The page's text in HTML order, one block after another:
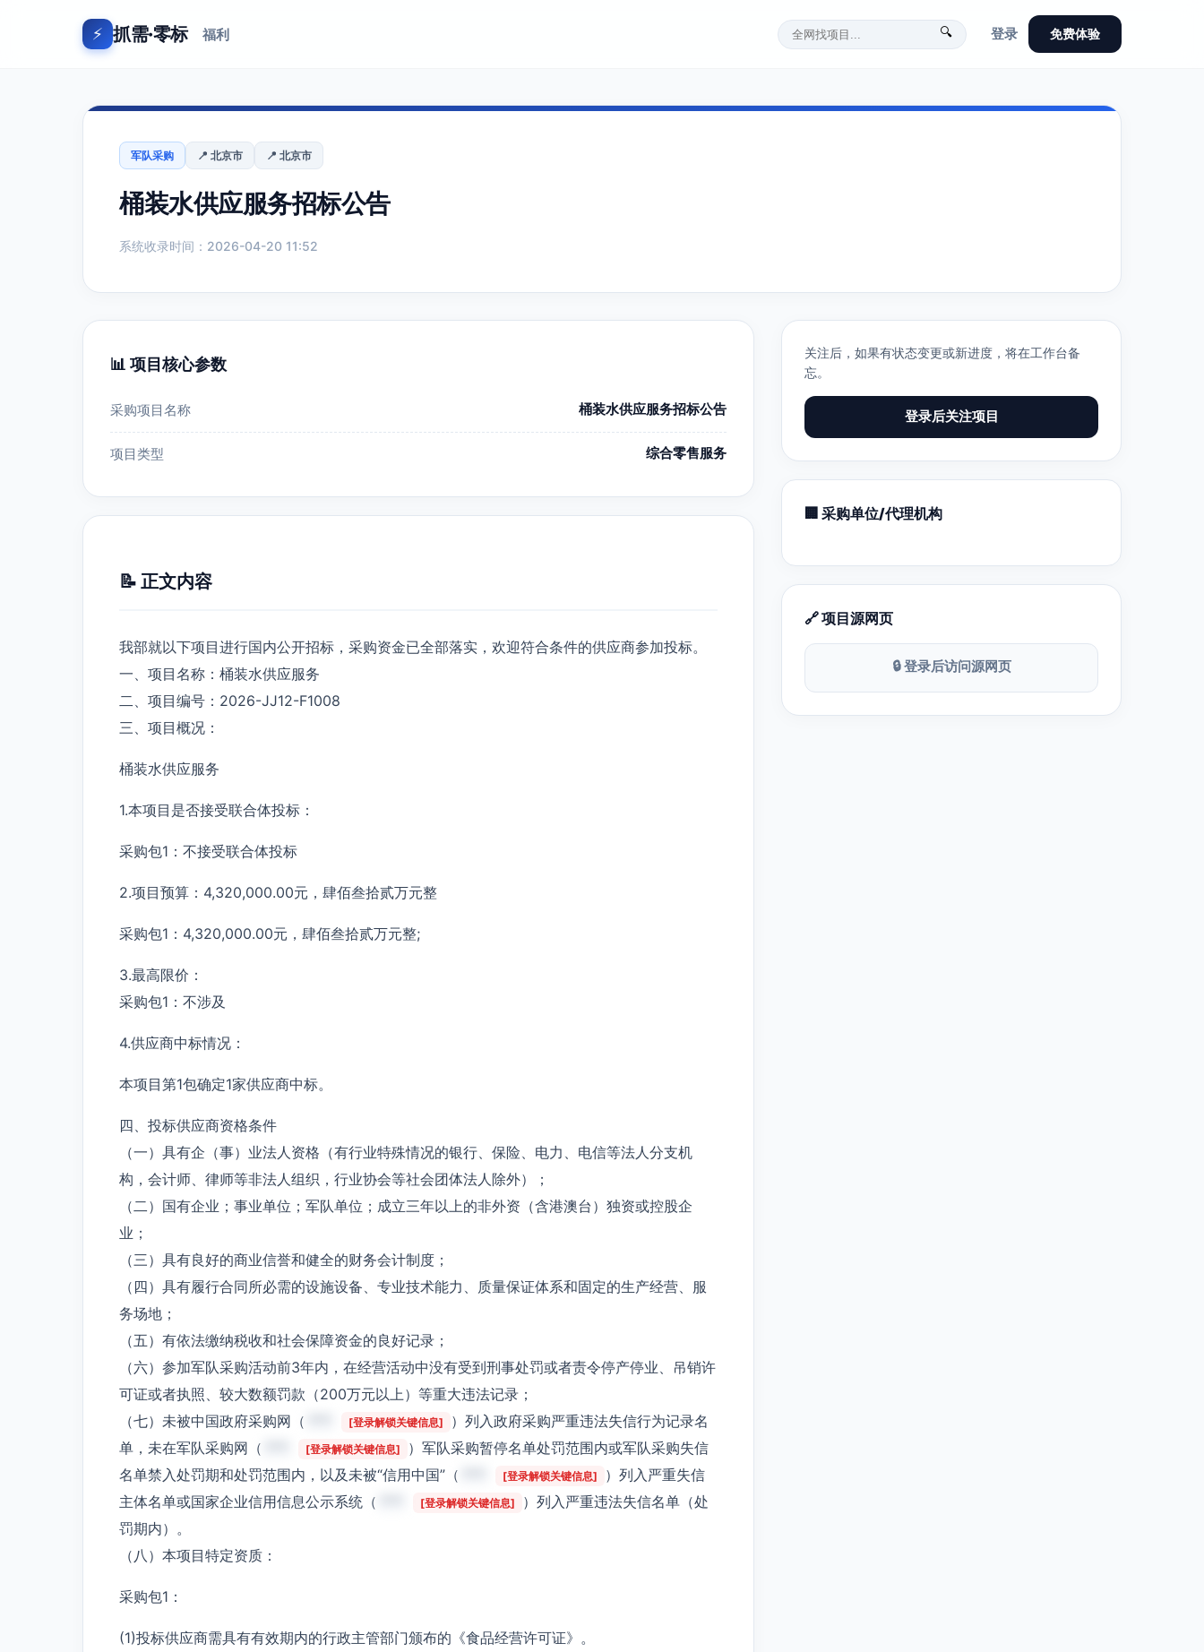
⚡ 抓需·零标 福利 🔍 登录 免费体验
军队采购 📍 北京市 📍 北京市
桶装水供应服务招标公告
系统收录时间：2026-04-20 11:52
📊 项目核心参数
采购项目名称 桶装水供应服务招标公告
项目类型 综合零售服务
📝 正文内容
我部就以下项目进行国内公开招标，采购资金已全部落实，欢迎符合条件的供应商参加投标。
一、项目名称：桶装水供应服务
二、项目编号：2026-JJ12-F1008
三、项目概况：
桶装水供应服务
1.本项目是否接受联合体投标：
采购包1：不接受联合体投标
2.项目预算：4,320,000.00元，肆佰叁拾贰万元整
采购包1：4,320,000.00元，肆佰叁拾贰万元整;
3.最高限价：
采购包1：不涉及
4.供应商中标情况：
本项目第1包确定1家供应商中标。
四、投标供应商资格条件
（一）具有企（事）业法人资格（有行业特殊情况的银行、保险、电力、电信等法人分支机
构，会计师、律师等非法人组织，行业协会等社会团体法人除外）；
（二）国有企业；事业单位；军队单位；成立三年以上的非外资（含港澳台）独资或控股企
业；
（三）具有良好的商业信誉和健全的财务会计制度；
（四）具有履行合同所必需的设施设备、专业技术能力、质量保证体系和固定的生产经营、服
务场地；
（五）有依法缴纳税收和社会保障资金的良好记录；
（六）参加军队采购活动前3年内，在经营活动中没有受到刑事处罚或者责令停产停业、吊销许
可证或者执照、较大数额罚款（200万元以上）等重大违法记录；
（七）未被中国政府采购网（
[登录解锁关键信息]
）列入政府采购严重违法失信行为记录名
单，未在军队采购网（
[登录解锁关键信息]
）军队采购暂停名单处罚范围内或军队采购失信
名单禁入处罚期和处罚范围内，以及未被“信用中国”（
[登录解锁关键信息]
）列入严重失信
主体名单或国家企业信用信息公示系统（
[登录解锁关键信息]
）列入严重违法失信名单（处
罚期内）。
（八）本项目特定资质：
采购包1：
(1)投标供应商需具有有效期内的行政主管部门颁布的《食品经营许可证》。
关注后，如果有状态变更或新进度，将在工作台备
忘。
登录后关注项目
🏢 采购单位/代理机构
🔗 项目源网页
🔒 登录后访问源网页